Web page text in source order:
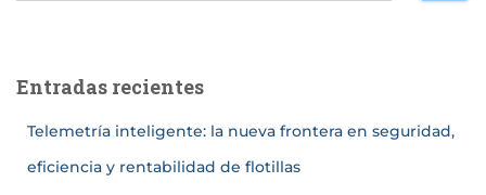
Entradas recientes
Telemetría inteligente: la nueva frontera en seguridad,
eficiencia y rentabilidad de flotillas